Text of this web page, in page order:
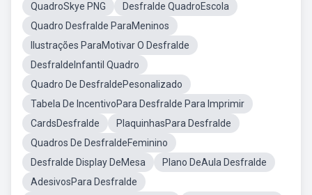
QuadroSkye PNG
Desfralde QuadroEscola
Quadro Desfralde ParaMeninos
Ilustrações ParaMotivar O Desfralde
DesfraldeInfantil Quadro
Quadro De DesfraldePesonalizado
Tabela De IncentivoPara Desfralde Para Imprimir
CardsDesfralde
PlaquinhasPara Desfralde
Quadros De DesfraldeFeminino
Desfralde Display DeMesa
Plano DeAula Desfralde
AdesivosPara Desfralde